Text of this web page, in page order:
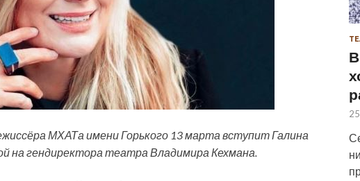
МХАТа имени Горького 13 марта вступит Галина
на гендиректора театра Владимира Кехмана.